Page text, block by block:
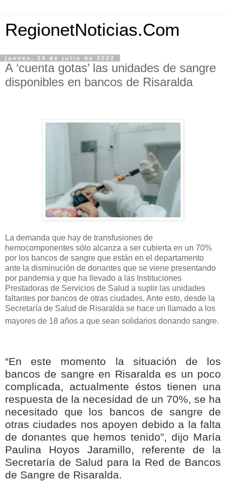
RegionetNoticias.Com
jueves, 14 de julio de 2022
A ‘cuenta gotas’ las unidades de sangre
disponibles en bancos de Risaralda
La demanda que hay de transfusiones de
hemocomponentes sólo alcanza a ser cubierta en un 70%
por los bancos de sangre que están en el departamento
ante la disminución de donantes que se viene presentando
por pandemia y que ha llevado a las Instituciones
Prestadoras de Servicios de Salud a suplir las unidades
faltantes por bancos de otras ciudades. Ante esto, desde la
Secretaría de Salud de Risaralda se hace un llamado a los
mayores de 18 años a que sean solidarios donando sangre.
“En este momento la situación de los
bancos de sangre en Risaralda es un poco
complicada, actualmente éstos tienen una
respuesta de la necesidad de un 70%, se ha
necesitado que los bancos de sangre de
otras ciudades nos apoyen debido a la falta
de donantes que hemos tenido”, dijo María
Paulina Hoyos Jaramillo, referente de la
Secretaría de Salud para la Red de Bancos
de Sangre de Risaralda.